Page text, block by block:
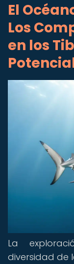
El
Los
en los
La
diversidad de